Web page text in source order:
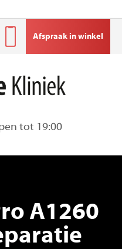
tot 19:00
Afspraak in winkel
A1260